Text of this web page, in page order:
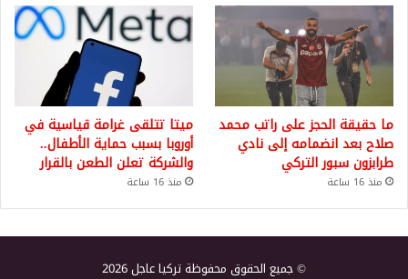
ما حقيقة الحجز على راتب محمد
صلاح بعد انضمامه إلى نادي
طرابزون سبور التركي
منذ 16 ساعة
ميتا تتلقى غرامة قياسية في
أوروبا بسبب حماية الأطفال..
والشركة تعلن الطعن بالقرار
منذ 16 ساعة
© جميع الحقوق محفوظة تركيا عاجل 2026